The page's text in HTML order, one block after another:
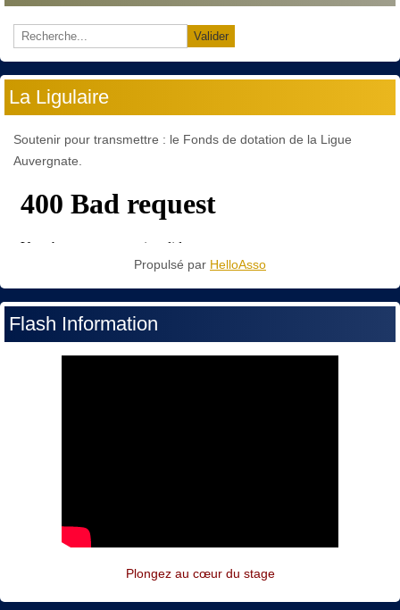
Valider
La Ligulaire
Soutenir pour transmettre : le Fonds de dotation de la Ligue
Auvergnate.
Propulsé par HelloAsso
Flash Information
Plongez au cœur du stage